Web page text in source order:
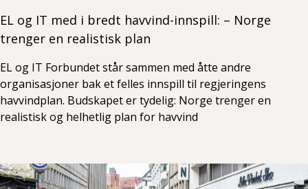
EL og IT med i bredt havvind-innspill: – Norge
trenger en realistisk plan
EL og IT Forbundet står sammen med åtte andre
organisasjoner bak et felles innspill til regjeringens
havvindplan. Budskapet er tydelig: Norge trenger en
realistisk og helhetlig plan for havvind